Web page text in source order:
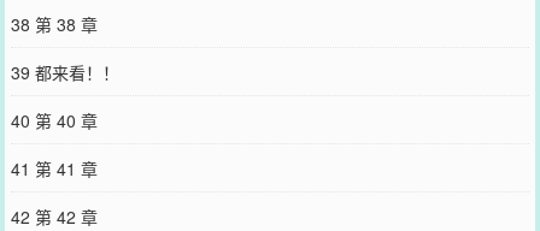
播，所以会有大量弹幕，介意勿入*无脑土狗文，逻辑死，涉及很多游
戏，主要看作者会玩啥--
您要是觉得《
记向您QQ群和微博微信里的朋友推荐哦！
38 第 38 章
39 都来看！！
40 第 40 章
41 第 41 章
42 第 42 章